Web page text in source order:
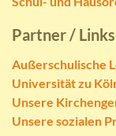
Partner / Links
Außerschulische
Universität zu
Unsere
Unsere sozialen